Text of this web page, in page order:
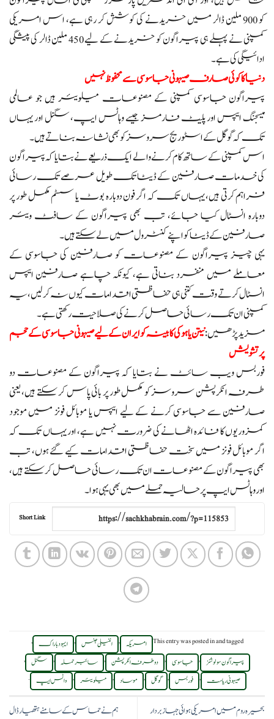
کو 900 ملین ڈالر میں خریدنے کی کوشش کر رہی ہے، اس امریکی
کمپنی نے پہلے ہی پیراگون کو خریدنے کے لیے 450 ملین ڈالر کی پیشگی
ادائیگی کی ہے۔
دنیا کا کوئی صارف صیہونی جاسوسی سے محفوظ نہیں
پیراگون جاسوسی کمپنی کے مصنوعات میلویئر ہیں جو عالمی
میسجنگ ایپس اور پلیٹ فارمز جیسے وہاٹس ایپ، سگنل اور یہاں
تک کہ گوگل کے اسٹوریج سروسز کو بھی نشانہ بناتے ہیں۔
اس کمپنی کے ساتھ کام کرنے والے ایک ذریعے نے بتایا کہ پیراگون
کی خدمات صارفین کے ڈیٹا تک طویل عرصے تک رسائی
فراہم کرتی ہیں، یہاں تک کہ اگر فون دوبارہ بوٹ یا سسٹم مکمل طور پر
دوبارہ انسٹال کیا جائے، تب بھی پیراگون کے سافٹ ویئر
صارفین کے ڈیٹا کو اپنے کنٹرول میں لے سکتے ہیں۔
یہی چیز پیراگون کے مصنوعات کو صارفین کی جاسوسی کے
معاملے میں منفرد بناتی ہے، کیونکہ چاہے صارفین ایپس
انسٹال کرتے وقت کتنی ہی حفاظتی اقدامات کیوں نہ کر لیں، یہ
کمپنی ان تک رسائی حاصل کرنے کی صلاحیت رکھتی ہے۔
مزید پڑھیں:نیتن یاہو کی کابینہ کو ایران کے لیے صیہونی جاسوسی کے حجم
پر تشویش
فوربس ویب سائٹ نے بتایا کہ پیراگون کے مصنوعات دو
طرفہ انکرپشن سروسز کو مکمل طور پر بائی پاس کر سکتے ہیں، یعنی
صارفین سے جاسوسی کرنے کے لیے ایپس یا موبائل فونز میں موجود
کمزوریوں کا فائدہ اٹھانے کی ضرورت نہیں ہے، اور یہاں تک کہ
اگر موبائل فونز میں سخت حفاظتی اقدامات کیے گئے ہوں، تب
بھی پیراگون کے مصنوعات ان تک رسائی حاصل کر سکتے ہیں،
اور وہاٹس ایپ پر حالیہ حملے میں بھی یہی ہوا۔
Short Link
This entry was posted inand tagged امریکہ , انٹیلی جنس , ایہود باراک ,
پیراگون سولوشنز , جاسوسی , دو طرفہ انکرپشن , سائبر حملہ , سگنل ,
صیہونی ریاست , فوربس , گوگل , موساد , میلویئر , واٹس ایپ .
بحیرہ روم میں امریکی ہوائی جہاز بردار
ہم نے حماس کے سامنے ہتھیار ڈال